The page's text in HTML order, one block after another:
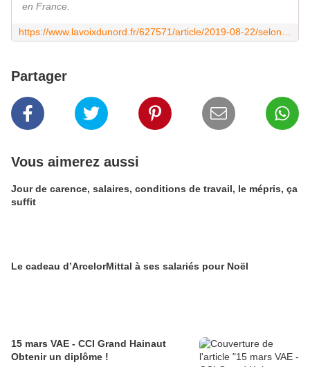
en France.
Partager
Vous aimerez aussi
Jour de carence, salaires, conditions de travail, le mépris, ça
suffit
Le cadeau d’ArcelorMittal à ses salariés pour Noël
15 mars VAE - CCI Grand Hainaut
Obtenir un diplôme !